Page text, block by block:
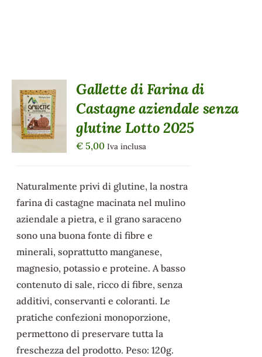
AGGIUNGI
AL
CARRELLO
/
DETTAGLI
Gallette di Farina di
Castagne aziendale senza
glutine Lotto 2025
€ 5,00 Iva inclusa
Naturalmente privi di glutine, la nostra
farina di castagne macinata nel mulino
aziendale a pietra, e il grano saraceno
sono una buona fonte di fibre e
minerali, soprattutto manganese,
magnesio, potassio e proteine. A basso
contenuto di sale, ricco di fibre, senza
additivi, conservanti e coloranti. Le
pratiche confezioni monoporzione,
permettono di preservare tutta la
freschezza del prodotto. Peso: 120g.